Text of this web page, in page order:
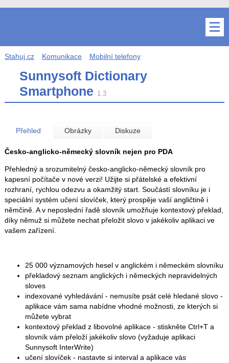
Stahuj.cz Komunikace Mobilní telefony
Sunnysoft Dictionary
Smartphone
1.3
Přehled Obrázky Diskuze
Česko-anglicko-německý slovník nejen pro PDA
Přehledný a srozumitelný česko-anglicko-německý slovník pro
kapesní počítače v nové verzi! Užijte si přátelské a efektivní
rozhraní, rychlou odezvu a okamžitý start. Součástí slovníku je i
speciální systém učení slovíček, který prospěje vaší angličtině i
němčině. A v neposlední řadě slovník umožňuje kontextový překlad,
díky němuž si můžete nechat přeložit slovo v jakékoliv aplikaci ve
vašem zařízení.
25 000 významových hesel v anglickém i německém slovníku
překladový seznam anglických i německých nepravidelných
sloves
indexované vyhledávání - nemusíte psát celé hledané slovo -
aplikace vám sama nabídne vhodné možnosti, ze kterých si
můžete vybrat
kontextový překlad z libovolné aplikace - stiskněte Ctrl+T a
slovník vám přeloží jakékoliv slovo (vyžaduje aplikaci
Sunnysoft InterWrite)
učení slovíček - nastavte si interval a aplikace vás